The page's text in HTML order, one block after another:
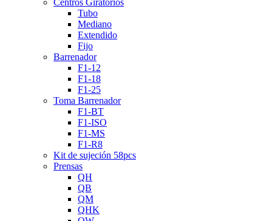
Tubo
Mediano
Extendido
Fijo
Barrenador
F1-12
F1-18
F1-25
Toma Barrenador
F1-BT
F1-ISO
F1-MS
F1-R8
Kit de sujeción 58pcs
Prensas
QH
QB
QM
QHK